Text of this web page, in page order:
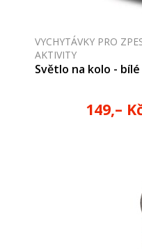
VYCHYTÁVKY PRO
AKTIVITY
Světlo na kolo - bílé
149,–